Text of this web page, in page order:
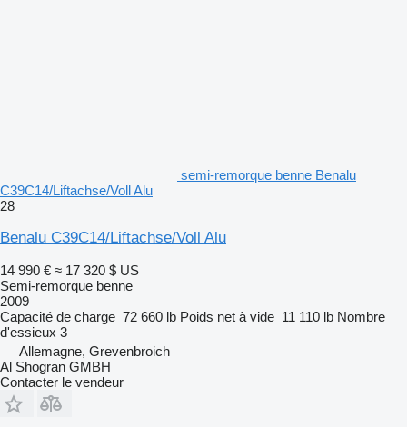
semi-remorque benne Benalu
C39C14/Liftachse/Voll Alu
28
Benalu C39C14/Liftachse/Voll Alu
14 990 € ≈ 17 320 $ US
Semi-remorque benne
2009
Capacité de charge 72 660 lb Poids net à vide 11 110 lb Nombre
d'essieux 3
Allemagne, Grevenbroich
Al Shogran GMBH
Contacter le vendeur